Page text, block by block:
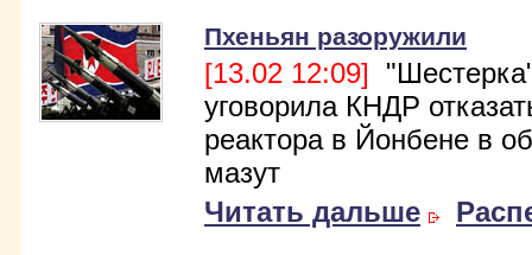
Пхеньян разоружили
[13.02 12:09]
уговорила КНДР
реактора в Йонбене в
мазут
Читать дальше